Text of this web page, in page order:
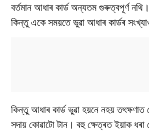
বৰ্তমান আধাৰ কাৰ্ড অন্যতম গুৰুত্বপূৰ্ণ
কিন্তু একে সময়তে ভুৱা আধাৰ কাৰ্ডৰ
কিন্তু আধাৰ কাৰ্ড ভুৱা হয়নে নহয়
সদায় কোৱাটো টান। বহু ক্ষেত্ৰত ইয়াক ধৰা